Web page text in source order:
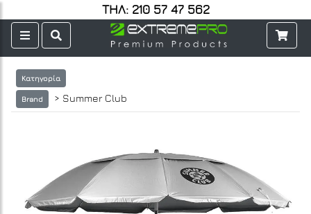
ΤΗΛ: 210 57 47 562
Κατηγορία
Brand > Summer Club